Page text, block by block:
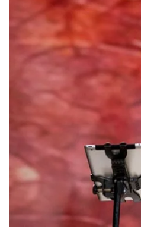
регионам Украины.
Об этомсообщает
пресс-
«Я поддерживаю
горжусь этим. Если бы я
не достиг бы таких
молодежь не уезжала в
Отмечается, что
Аграрной партии,